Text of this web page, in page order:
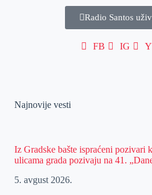
Radio Santos
FB IG
Najnovije vesti
Iz Gradske bašte ispraćeni pozivari
ulicama grada pozivaju na 41.
5. avgust 2026.